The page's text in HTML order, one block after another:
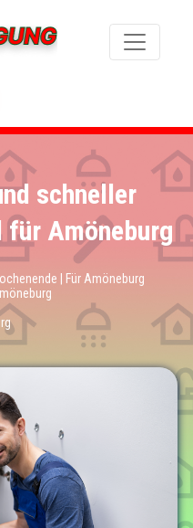
schneller
Amöneburg
| Für Amöneburg